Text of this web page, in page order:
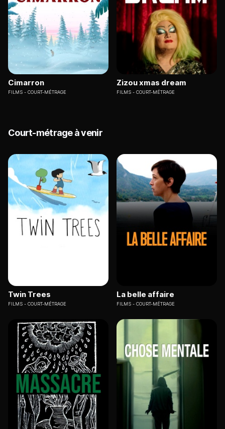
Cimarron
FILMS COURT-MÉTRAGE
Zizou xmas dream
FILMS COURT-MÉTRAGE
Court-métrage à venir
Twin Trees
FILMS COURT-MÉTRAGE
La belle affaire
FILMS COURT-MÉTRAGE